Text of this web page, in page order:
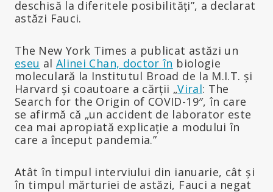
deschisă la diferitele posibilități”, a declarat
astăzi Fauci.
The New York Times a publicat astăzi un
eseu al Alinei Chan, doctor în biologie
moleculară la Institutul Broad de la M.I.T. și
Harvard și coautoare a cărții „Viral: The
Search for the Origin of COVID-19″, în care
se afirmă că „un accident de laborator este
cea mai apropiată explicație a modului în
care a început pandemia.”
Atât în timpul interviului din ianuarie, cât și
în timpul mărturiei de astăzi, Fauci a negat